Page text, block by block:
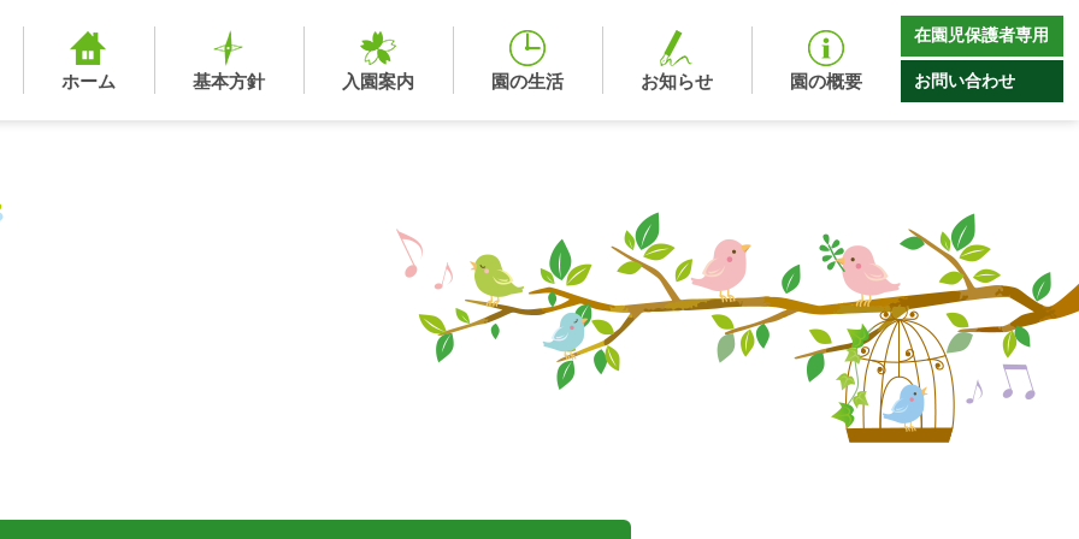
ホーム 基本方針 入園案内 園の生活 お知らせ 園の概要
在園児保護者専用
お問い合わせ